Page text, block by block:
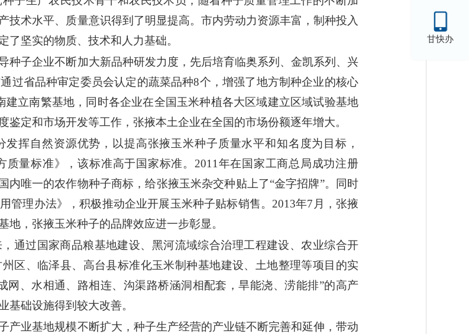
甘快办
技术水平、质量意识得到了明显提高。市内劳动力资源丰富，制种投入
坚实的物质、技术和人力基础。
种子企业不断加大新品种研发力度，先后培育临奥系列、金凯系列、兴
过省品种审定委员会认定的蔬菜品种8个，增强了地方制种企业的核心
立南繁基地，同时各企业在全国玉米种植各大区域建立区域试验基地
定和市场开发等工作，张掖本土企业在全国的市场份额逐年增大。
发挥自然资源优势，以提高张掖玉米种子质量水平和知名度为目标，
质量标准》，该标准高于国家标准。2011年在国家工商总局成功注册
内唯一的农作物种子商标，给张掖玉米杂交种贴上了“金字招牌”。同时
管理办法》，积极推动企业开展玉米种子贴标销售。2013年7月，张掖
，张掖玉米种子的品牌效应进一步彰显。
通过国家商品粮基地建设、黑河流域综合治理工程建设、农业综合开
区、临泽县、高台县标准化玉米制种基地建设、土地整理等项目的实
网、水相通、路相连、沟渠路桥涵洞相配套，旱能浇、涝能排”的高产
基础设施得到较大改善。
产业基地规模不断扩大，种子生产经营的产业链不断完善和延伸，带动